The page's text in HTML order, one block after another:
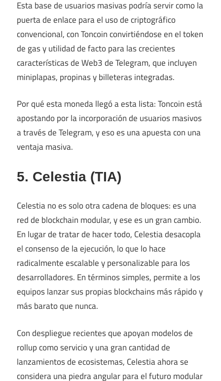
Esta base de usuarios masivas podría servir como la
puerta de enlace para el uso de criptográfico
convencional, con Toncoin convirtiéndose en el token
de gas y utilidad de facto para las crecientes
características de Web3 de Telegram, que incluyen
miniplapas, propinas y billeteras integradas.
Por qué esta moneda llegó a esta lista: Toncoin está
apostando por la incorporación de usuarios masivos
a través de Telegram, y eso es una apuesta con una
ventaja masiva.
5. Celestia (TIA)
Celestia no es solo otra cadena de bloques: es una
red de blockchain modular, y ese es un gran cambio.
En lugar de tratar de hacer todo, Celestia desacopla
el consenso de la ejecución, lo que lo hace
radicalmente escalable y personalizable para los
desarrolladores. En términos simples, permite a los
equipos lanzar sus propias blockchains más rápido y
más barato que nunca.
Con despliegue recientes que apoyan modelos de
rollup como servicio y una gran cantidad de
lanzamientos de ecosistemas, Celestia ahora se
considera una piedra angular para el futuro modular